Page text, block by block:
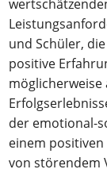
und Schüler,
positive
möglicherweise
der emotional-
einem
von störendem